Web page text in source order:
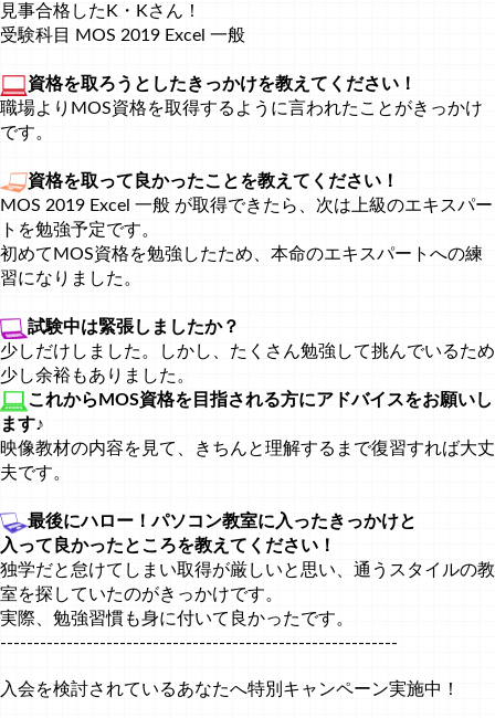
見事合格したK・Kさん！
受験科目 MOS 2019 Excel 一般
資格を取ろうとしたきっかけを教えてください！
職場よりMOS資格を取得するように言われたことがきっかけ
です。
資格を取って良かったことを教えてください！
MOS 2019 Excel 一般 が取得できたら、次は上級のエキスパー
トを勉強予定です。
初めてMOS資格を勉強したため、本命のエキスパートへの練
習になりました。
試験中は緊張しましたか？
少しだけしました。しかし、たくさん勉強して挑んでいるため
少し余裕もありました。
これからMOS資格を目指される方にアドバイスをお願いし
ます♪
映像教材の内容を見て、きちんと理解するまで復習すれば大丈
夫です。
最後にハロー！パソコン教室に入ったきっかけと
入って良かったところを教えてください！
独学だと怠けてしまい取得が厳しいと思い、通うスタイルの教
室を探していたのがきっかけです。
実際、勉強習慣も身に付いて良かったです。
------------------------------------------------------------
入会を検討されているあなたへ特別キャンペーン実施中！